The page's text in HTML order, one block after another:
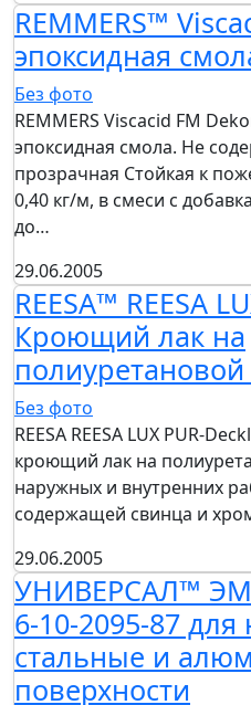
REMMERS™
эпоксидная
Без фото
REMMERS Viscacid FM
эпоксидная смола. Не
прозрачная Стойкая к
0,40 кг/м, в смеси с
до…
29.06.2005
REESA™ REESA
Кроющий лак на
Без фото
REESA REESA LUX PUR-
кроющий лак на
наружных и внутренних
содержащей свинца и
29.06.2005
УНИВЕРСАЛ™
6-10-2095-87
стальные и
поверхности